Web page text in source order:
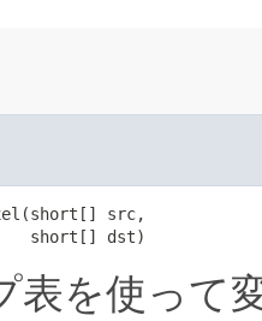
src,
short[] dst)
表を使って